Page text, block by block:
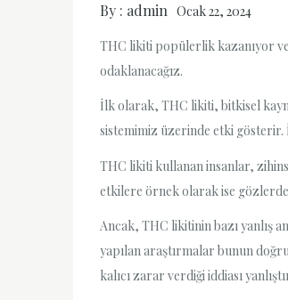
By : admin Ocak 22, 2024
THC likiti popülerlik kazanıyor
odaklanacağız.
İlk olarak, THC likiti, bitkisel
sistemimiz üzerinde etki gösterir.
THC likiti kullanan insanlar,
etkilere örnek olarak ise
Ancak, THC likitinin bazı yanlış
yapılan araştırmalar bunun
kalıcı zarar verdiği iddiası